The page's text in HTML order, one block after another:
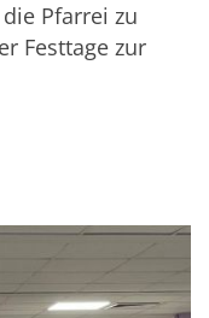
Pfarrei zu
Festtage zur